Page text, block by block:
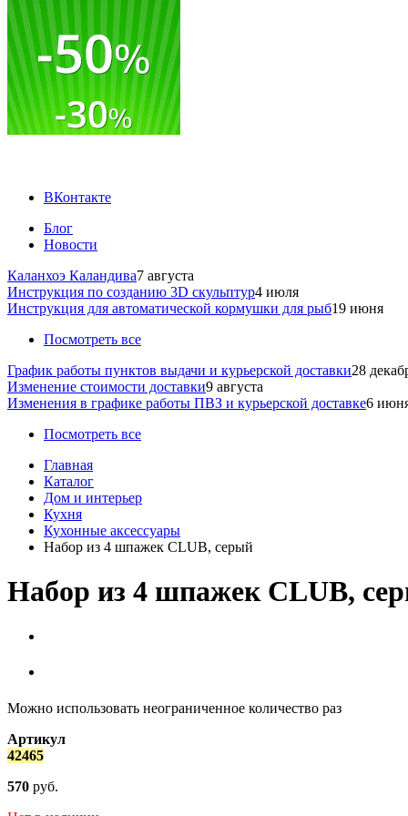
ВКонтакте
Блог
Новости
Каланхоэ Каландива7 августа
Инструкция по созданию 3D скульптур4 июля
Инструкция для автоматической кормушки для рыб19 июня
Посмотреть все
График работы пунктов выдачи и курьерской доставки28
Изменение стоимости доставки9 августа
Изменения в графике работы ПВЗ и курьерской доставке6
Посмотреть все
Главная
Каталог
Дом и интерьер
Кухня
Кухонные аксессуары
Набор из 4 шпажек CLUB, серый
Набор из 4 шпажек CLUB,
Можно использовать неограниченное количество раз
Артикул
42465
570 руб.